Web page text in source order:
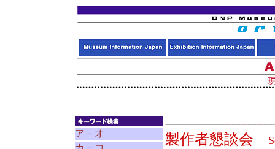
ア－オ
製作者懇談会